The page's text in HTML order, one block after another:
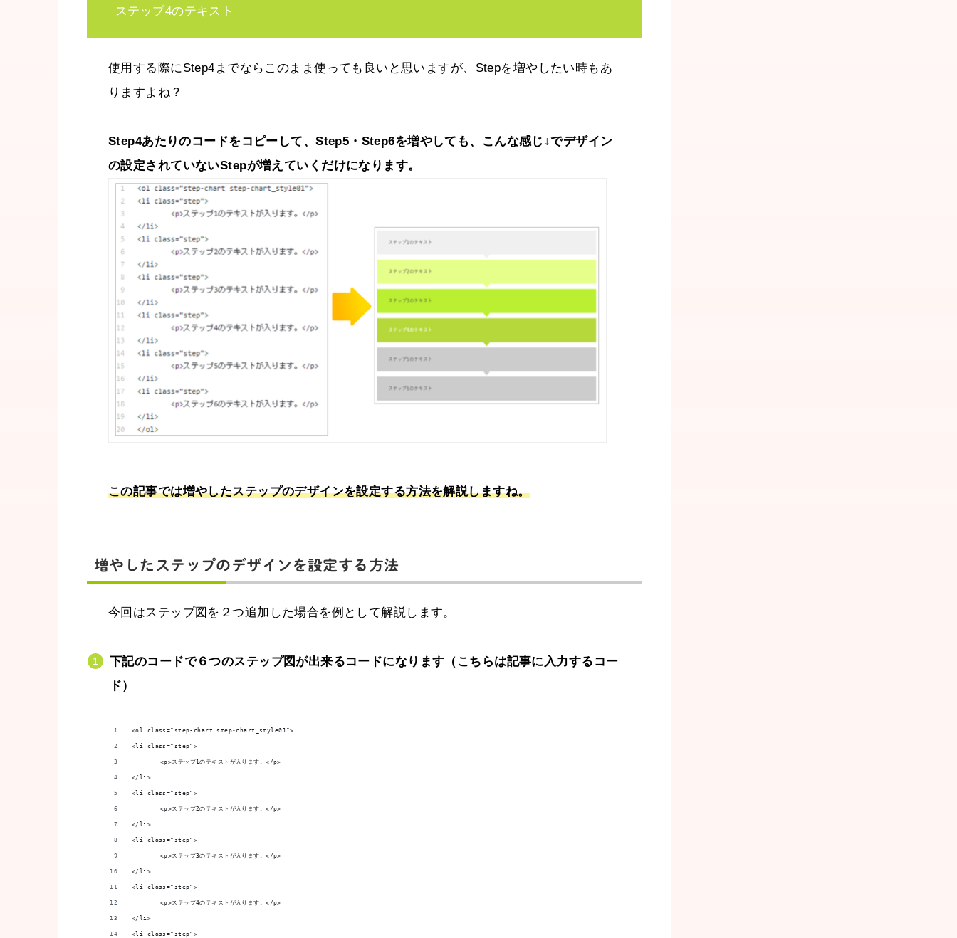
ステップ4のテキスト
使用する際にStep4までならこのまま使っても良いと思いますが、Stepを増やしたい時もあ
りますよね？
Step4あたりのコードをコピーして、Step5・Step6を増やしても、こんな感じ↓でデザイン
の設定されていないStepが増えていくだけになります。
この記事では増やしたステップのデザインを設定する方法を解説しますね。
増やしたステップのデザインを設定する方法
今回はステップ図を２つ追加した場合を例として解説します。
下記のコードで６つのステップ図が出来るコードになります（こちらは記事に入力するコー
ド）
<ol class="step-chart step-chart_style01">
<li class="step">
	<p>ステップ1のテキストが入ります。</p>
</li>
<li class="step">
	<p>ステップ2のテキストが入ります。</p>
</li>
<li class="step">
	<p>ステップ3のテキストが入ります。</p>
</li>
<li class="step">
	<p>ステップ4のテキストが入ります。</p>
</li>
<li class="step">